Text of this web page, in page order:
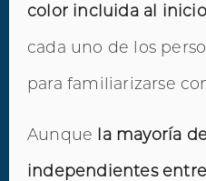
color incluida al
cada uno de los
para familiarizarse
Aunque la mayoría
independientes